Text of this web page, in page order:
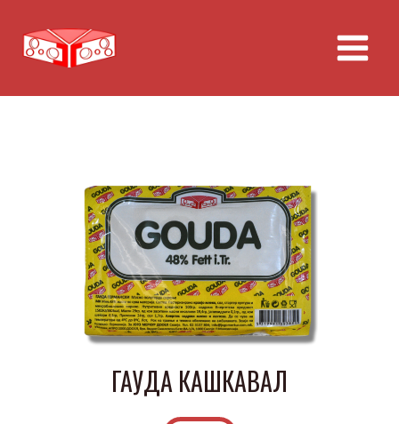
content
ГАУДА КАШКАВАЛ